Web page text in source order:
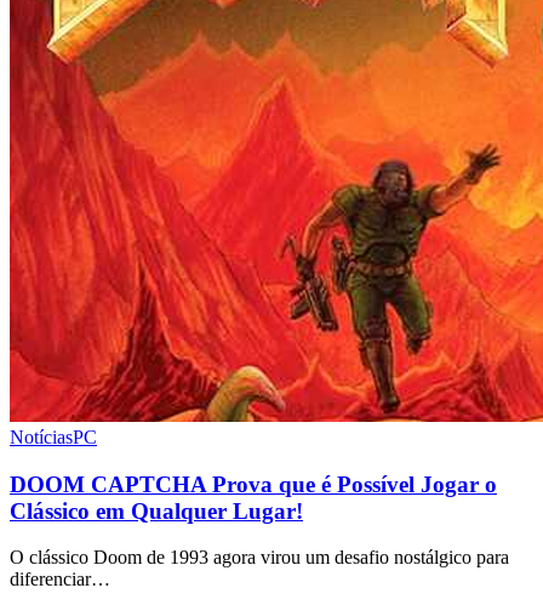
NotíciasPC
DOOM CAPTCHA Prova que é Possível Jogar o
Clássico em Qualquer Lugar!
O clássico Doom de 1993 agora virou um desafio nostálgico para
diferenciar…